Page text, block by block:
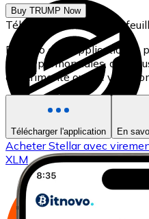
AcheterStellaravec
XLM
Buy TRUMP Now
Téléchargez notre
Bitnovo est l'application la
les cryptomonnaies, que
expérimenté ou que vous
Télécharger l'application En